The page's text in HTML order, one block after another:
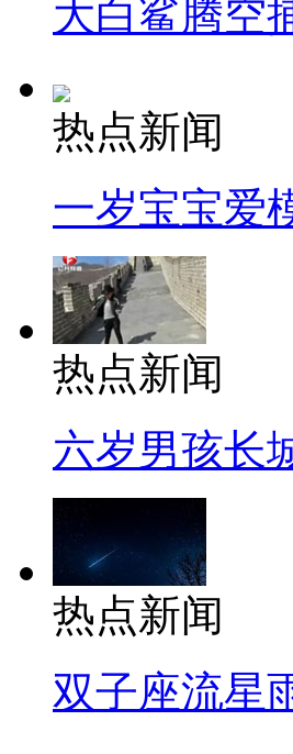
大白鲨腾空
热点新闻
一岁宝宝爱
热点新闻
六岁男孩长
热点新闻
双子座流星